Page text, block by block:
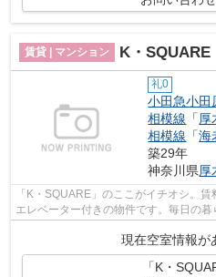
賃貸 | マンション K・SQUARE
礼0
小田急小田
相模線 「厚
相模線 「海
築29年
神奈川県厚
「K・SQUARE」のここがイチオシ。
エレベーター付きの物件です。毎日の
現在空室情報が
「K・